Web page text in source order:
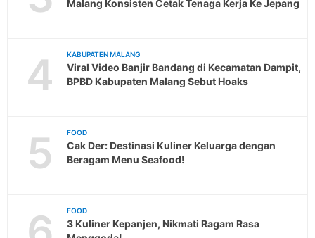
Malang Konsisten Cetak Tenaga Kerja Ke Jepang
4 KABUPATEN MALANG
Viral Video Banjir Bandang di Kecamatan Dampit,
BPBD Kabupaten Malang Sebut Hoaks
5 FOOD
Cak Der: Destinasi Kuliner Keluarga dengan
Beragam Menu Seafood!
FOOD
3 Kuliner Kepanjen, Nikmati Ragam Rasa